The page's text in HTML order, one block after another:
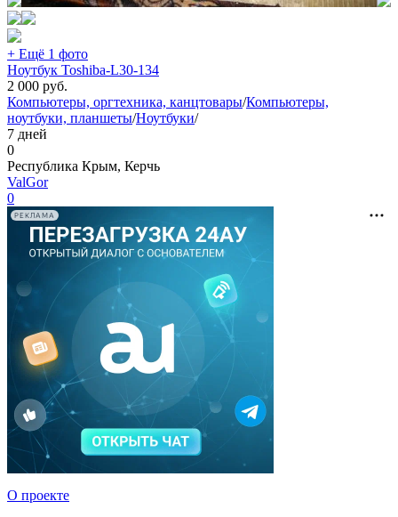
+ Ещё 1 фото
Ноутбук Toshiba-L30-134
2 000 руб.
Компьютеры, оргтехника, канцтовары/Компьютеры,
ноутбуки, планшеты/Ноутбуки/
7 дней
0
Республика Крым, Керчь
ValGor
0
РЕКЛАМА
О проекте